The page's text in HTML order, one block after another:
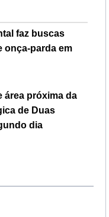
faz buscas
onça-parda em
área próxima da
de Duas
dia